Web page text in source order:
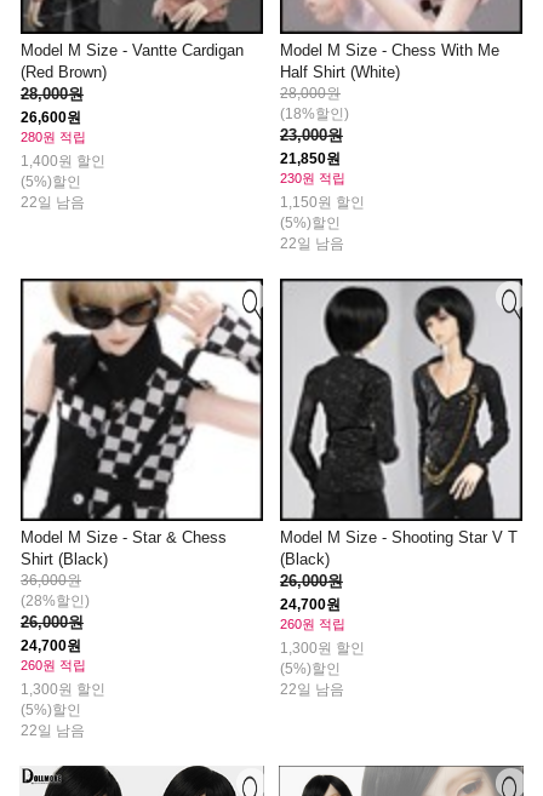
Model M Size - Vantte Cardigan
(Red Brown)
28,000원
26,600원
280원 적립
1,400원 할인
(5%)할인
22일 남음
Model M Size - Chess With Me
Half Shirt (White)
28,000원
(18%할인)
23,000원
21,850원
230원 적립
1,150원 할인
(5%)할인
22일 남음
Model M Size - Star & Chess
Shirt (Black)
36,000원
(28%할인)
26,000원
24,700원
260원 적립
1,300원 할인
(5%)할인
22일 남음
Model M Size - Shooting Star V T
(Black)
26,000원
24,700원
260원 적립
1,300원 할인
(5%)할인
22일 남음